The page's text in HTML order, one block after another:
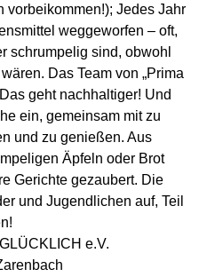
vorbeikommen!); Jedes Jahr
weggeworfen – oft,
schrumpelig sind, obwohl
Das Team von „Prima
geht nachhaltiger! Und
ein, gemeinsam mit zu
und zu genießen. Aus
Äpfeln oder Brot
Gerichte gezaubert. Die
und Jugendlichen auf, Teil
e.V.